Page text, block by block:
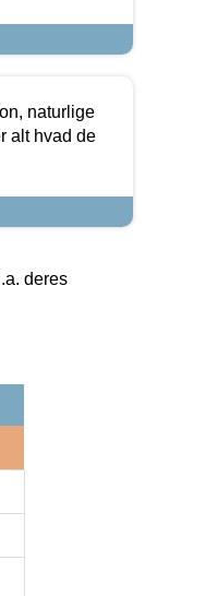
naturlige
alt hvad de
deres